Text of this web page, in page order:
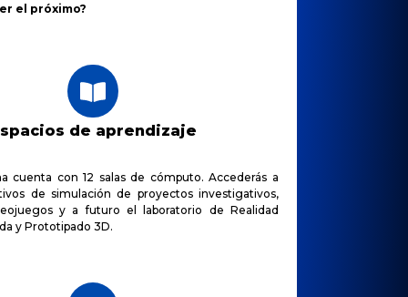
el próximo?
de aprendizaje
cuenta con 12 salas de cómputo. Accederás a
de simulación de proyectos investigativos,
y a futuro el laboratorio de Realidad
y Prototipado 3D.